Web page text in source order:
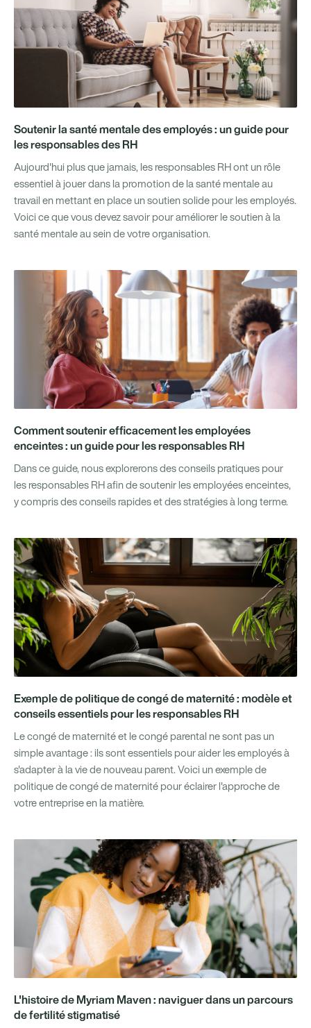
Soutenir la santé mentale des employés : un guide pour
les responsables des RH
Aujourd'hui plus que jamais, les responsables RH ont un rôle
essentiel à jouer dans la promotion de la santé mentale au
travail en mettant en place un soutien solide pour les employés.
Voici ce que vous devez savoir pour améliorer le soutien à la
santé mentale au sein de votre organisation.
Comment soutenir efficacement les employées
enceintes : un guide pour les responsables RH
Dans ce guide, nous explorerons des conseils pratiques pour
les responsables RH afin de soutenir les employées enceintes,
y compris des conseils rapides et des stratégies à long terme.
Exemple de politique de congé de maternité : modèle et
conseils essentiels pour les responsables RH
Le congé de maternité et le congé parental ne sont pas un
simple avantage : ils sont essentiels pour aider les employés à
s'adapter à la vie de nouveau parent. Voici un exemple de
politique de congé de maternité pour éclairer l'approche de
votre entreprise en la matière.
L'histoire de Myriam Maven : naviguer dans un parcours
de fertilité stigmatisé